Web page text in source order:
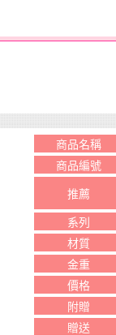
商品名稱
商品編號
推薦
系列
材質
金重
價格
附贈
贈送